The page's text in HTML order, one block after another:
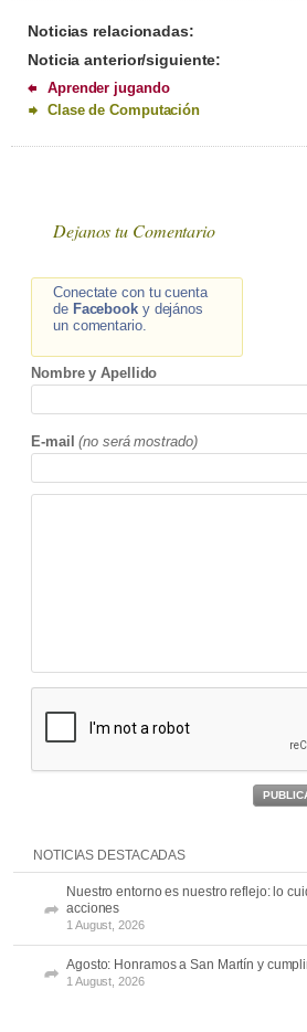
Noticias relacionadas:
Noticia anterior/siguiente:
Aprender jugando
Clase de Computación
Dejanos tu Comentario
Conectate con tu cuenta
de Facebooky dejános
un comentario.
Nombre y Apellido
E-mail (no será mostrado)
NOTICIAS DESTACADAS
Nuestro entorno es nuestro reflejo: lo
acciones
1 August, 2026
Agosto: Honramos a San Martín y
1 August, 2026